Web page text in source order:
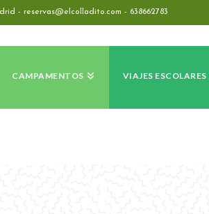
- reservas@elcolladito.com - 638662783
CAMPAMENTOS VIAJES ESCOLARES